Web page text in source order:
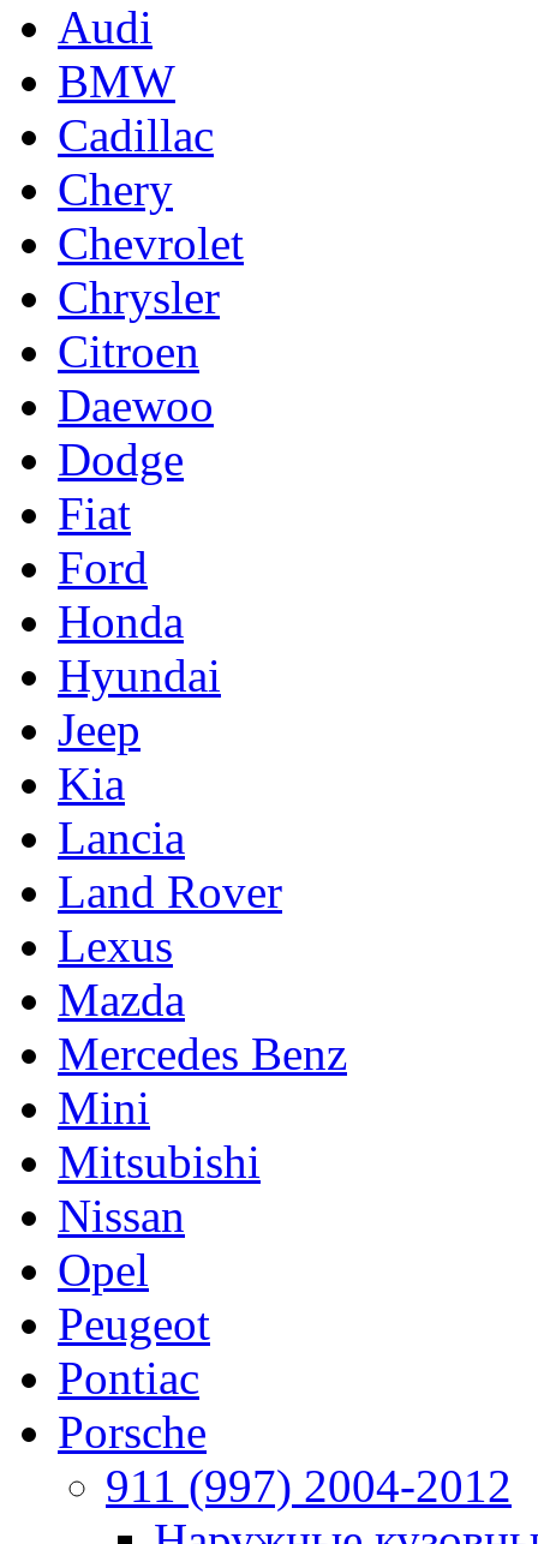
Audi
BMW
Cadillac
Chery
Chevrolet
Chrysler
Citroen
Daewoo
Dodge
Fiat
Ford
Honda
Hyundai
Jeep
Kia
Lancia
Land Rover
Lexus
Mazda
Mercedes Benz
Mini
Mitsubishi
Nissan
Opel
Peugeot
Pontiac
Porsche
911 (997) 2004-2012